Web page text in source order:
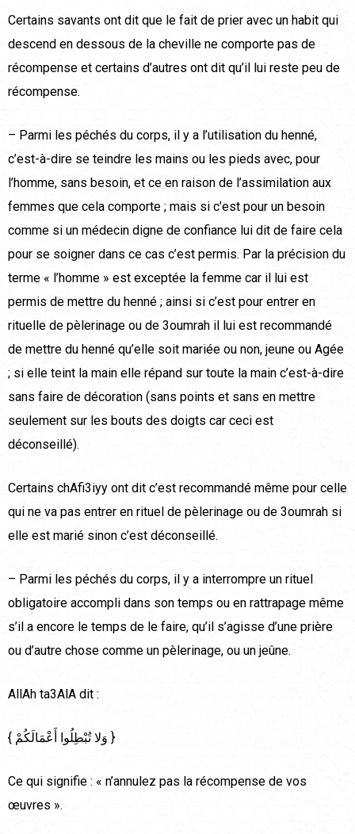
Certains savants ont dit que le fait de prier avec un habit qui
descend en dessous de la cheville ne comporte pas de
récompense et certains d’autres ont dit qu’il lui reste peu de
récompense.
– Parmi les péchés du corps, il y a l’utilisation du henné,
c’est-à-dire se teindre les mains ou les pieds avec, pour
l’homme, sans besoin, et ce en raison de l’assimilation aux
femmes que cela comporte ; mais si c’est pour un besoin
comme si un médecin digne de confiance lui dit de faire cela
pour se soigner dans ce cas c’est permis. Par la précision du
terme « l’homme » est exceptée la femme car il lui est
permis de mettre du henné ; ainsi si c’est pour entrer en
rituelle de pèlerinage ou de 3oumrah il lui est recommandé
de mettre du henné qu’elle soit mariée ou non, jeune ou Agée
; si elle teint la main elle répand sur toute la main c’est-à-dire
sans faire de décoration (sans points et sans en mettre
seulement sur les bouts des doigts car ceci est
déconseillé).
Certains chAfi3iyy ont dit c’est recommandé même pour celle
qui ne va pas entrer en rituel de pèlerinage ou de 3oumrah si
elle est marié sinon c’est déconseillé.
– Parmi les péchés du corps, il y a interrompre un rituel
obligatoire accompli dans son temps ou en rattrapage même
s’il a encore le temps de le faire, qu’il s’agisse d’une prière
ou d’autre chose comme un pèlerinage, ou un jeûne.
AllAh ta3AlA dit :
{ وَلا تُبْطِلُوا أَعْمَالَكُمْ }
Ce qui signifie : « n’annulez pas la récompense de vos
œuvres ».